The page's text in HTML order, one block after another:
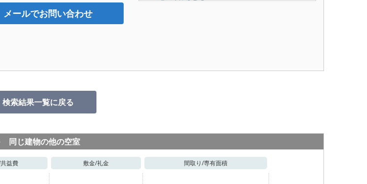
メールでお問い合わせ
検索結果一覧に戻る
同じ建物の他の空室
共益費 敷金/礼金 間取り/専有面積